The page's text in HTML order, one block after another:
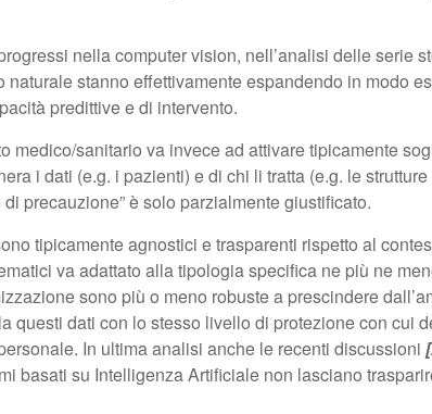
nella computer vision, nell’analisi delle serie
stanno effettivamente espandendo in modo
predittive e di intervento.
medico/sanitario va invece ad attivare tipicamente
i dati (e.g. i pazienti) e di chi li tratta (e.g. le
precauzione” è solo parzialmente giustificato.
tipicamente agnostici e trasparenti rispetto al
va adattato alla tipologia specifica ne più ne
sono più o meno robuste a prescindere
questi dati con lo stesso livello di protezione con cui
In ultima analisi anche le recenti discussioni
basati su Intelligenza Artificiale non lasciano